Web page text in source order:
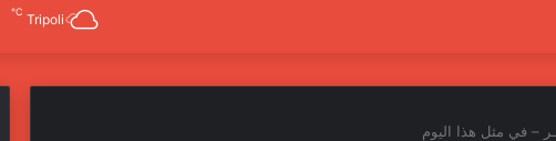
Tripoli
℃